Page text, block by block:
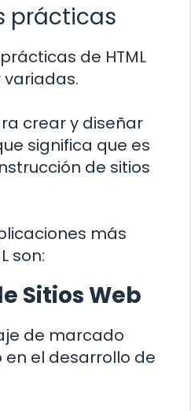
prácticas
de HTML
variadas.
crear y diseñar
significa que es
de sitios
más
son:
Sitios Web
de marcado
en el desarrollo de